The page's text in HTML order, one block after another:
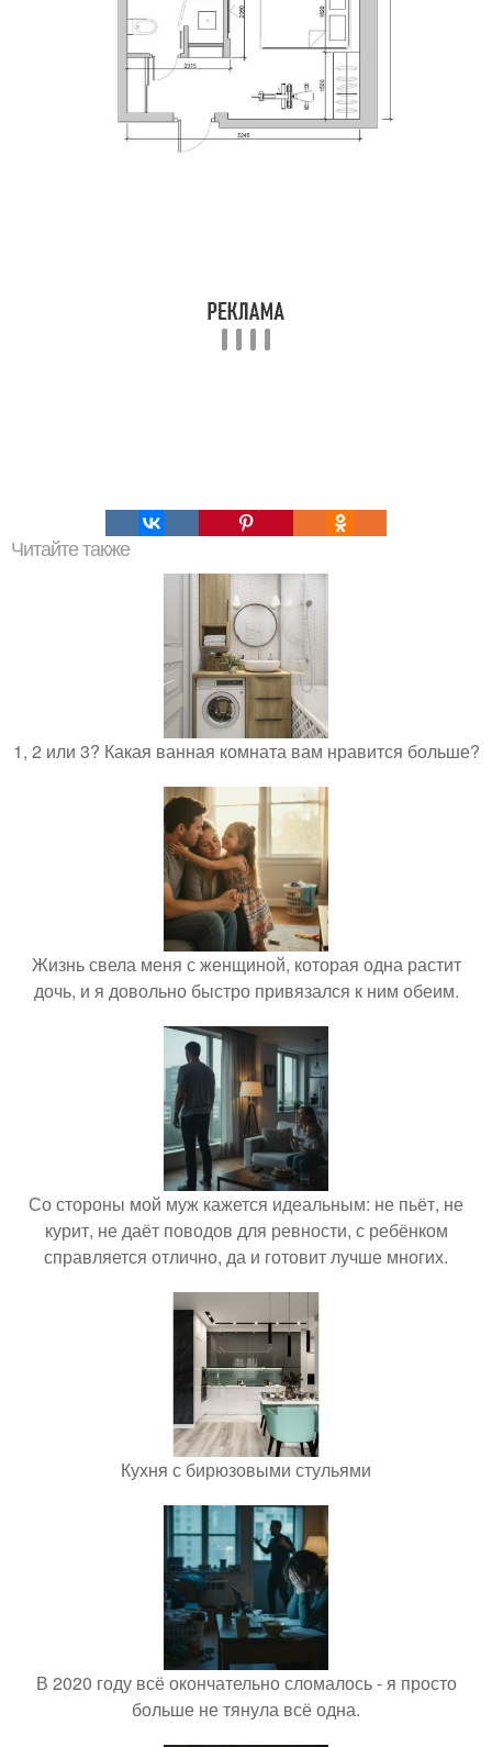
Читайте также
1, 2 или 3? Какая ванная комната вам нравится больше?
Жизнь свела меня с женщиной, которая одна растит
дочь, и я довольно быстро привязался к ним обеим.
Со стороны мой муж кажется идеальным: не пьёт, не
курит, не даёт поводов для ревности, с ребёнком
справляется отлично, да и готовит лучше многих.
Кухня с бирюзовыми стульями
В 2020 году всё окончательно сломалось - я просто
больше не тянула всё одна.